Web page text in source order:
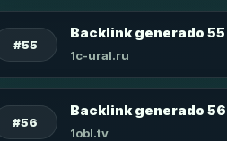
#55
Backlink generado 55
1c-ural.ru
#56
Backlink generado 56
1obl.tv